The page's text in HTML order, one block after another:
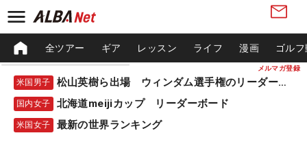
メルマガ登録
全ツアー ギア レッスン ライフ 漫画 ゴル
米国男子 松山英樹ら出場 ウィンダム選手権のリーダーボード
国内女子 北海道meijiカップ リーダーボード
米国女子 最新の世界ランキング